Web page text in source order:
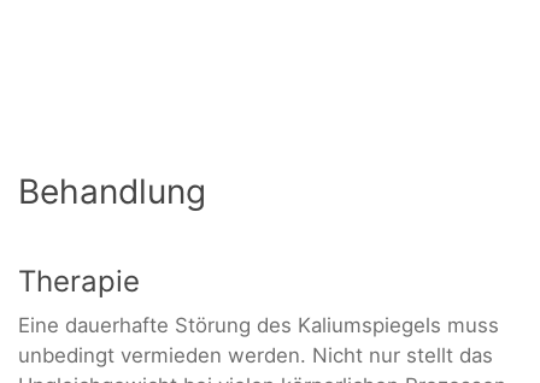
Behandlung
Therapie
Eine dauerhafte Störung des Kaliumspiegels muss
unbedingt vermieden werden. Nicht nur stellt das